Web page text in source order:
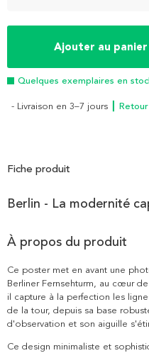
Ajouter au panier
Quelques exemplaires en
- Livraison en 3–7 jours ┃
Fiche produit
Berlin - La modernité
À propos du produit
Ce poster met en avant une
Berliner Fernsehturm, au cœur
il capture à la perfection les
de la tour, depuis sa base
d'observation et son aiguille
Ce design minimaliste et